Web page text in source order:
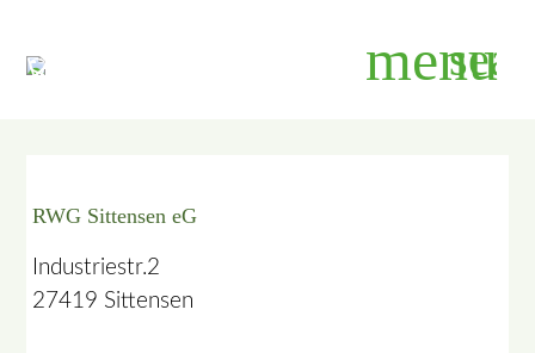
menu
RWG Sittensen eG
Industriestr.2
27419 Sittensen